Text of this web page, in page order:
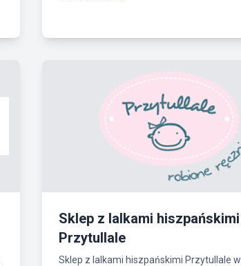
Sklep z lalkami hiszpańskimi
Przytullale
Sklep z lalkami hiszpańskimi Przytullale w